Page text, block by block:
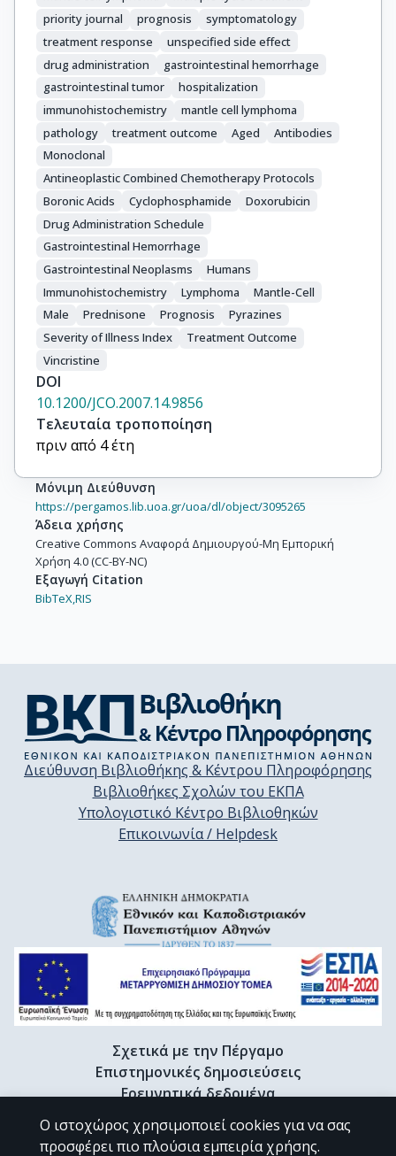
priority journal
prognosis
symptomatology
treatment response
unspecified side effect
drug administration
gastrointestinal hemorrhage
gastrointestinal tumor
hospitalization
immunohistochemistry
mantle cell lymphoma
pathology
treatment outcome Aged
Antibodies
Monoclonal
Antineoplastic Combined Chemotherapy Protocols
Boronic Acids
Cyclophosphamide
Doxorubicin
Drug Administration Schedule
Gastrointestinal Hemorrhage
Gastrointestinal Neoplasms
Humans
Immunohistochemistry
Lymphoma
Mantle-Cell
Male
Prednisone Prognosis
Pyrazines
Severity of Illness Index
Treatment Outcome
Vincristine
DOI
10.1200/JCO.2007.14.9856
Τελευταία τροποποίηση
πριν από 4 έτη
Μόνιμη Διεύθυνση
https://pergamos.lib.uoa.gr/uoa/dl/object/3095265
Άδεια χρήσης
Creative Commons Αναφορά Δημιουργού-Μη Εμπορική
Χρήση 4.0 (CC-BY-NC)
Εξαγωγή Citation
BibTeX,RIS
Διεύθυνση Βιβλιοθήκης & Κέντρου Πληροφόρησης
Βιβλιοθήκες Σχολών του ΕΚΠΑ
Υπολογιστικό Κέντρο Βιβλιοθηκών
Επικοινωνία / Helpdesk
Σχετικά με την Πέργαμο
Επιστημονικές δημοσιεύσεις
Ερευνητικά δεδομένα
Διδακτορικές διατριβές & Γκρίζα βιβλιογραφία
Προφίλ Ερευνητή
Ο ιστοχώρος χρησιμοποιεί cookies για να σας
προσφέρει πιο πλούσια εμπειρία χρήσης.